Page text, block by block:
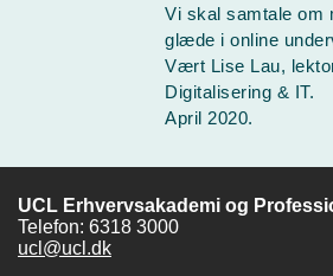
Vi skal samtale om
glæde i online
Vært Lise Lau,
Digitalisering & IT.
April 2020.
UCL Erhvervsakademi og
Telefon: 6318 3000
ucl@ucl.dk